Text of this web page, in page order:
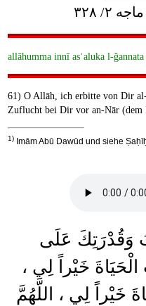
٣٢٨
allāhumma innī asʾaluka l-
61) O Allāh, ich erbitte von Dir
Zuflucht bei Dir vor an-Nār (dem
1) Imām Abū Dawūd und siehe
وَقُدْرَتِكَ عَلَى
خَيْراً لِي ،
خَيْراً لِي ، اللَّهُمَّ